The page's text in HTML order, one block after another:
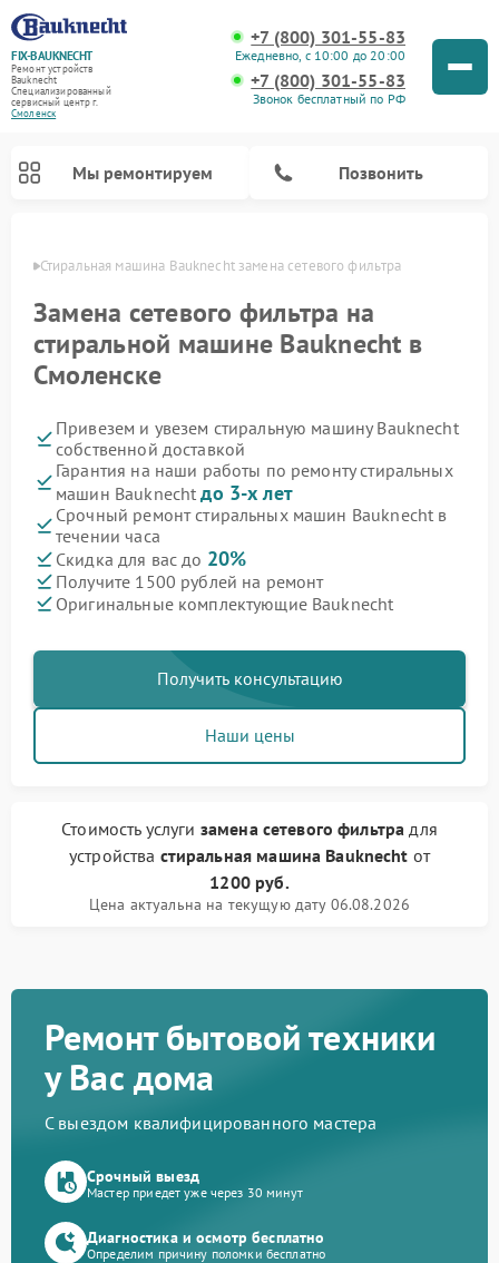
FIX-BAUKNECHT
Ремонт устройств
Bauknecht
Специализированный
cервисный центр г.
Смоленск
+7 (800) 301-55-83
Ежедневно, с 10:00 до 20:00
+7 (800) 301-55-83
Звонок бесплатный по РФ
Мы ремонтируем Позвонить
Стиральная машина Bauknecht замена сетевого фильтра
Замена сетевого фильтра на
стиральной машине Bauknecht в
Смоленске
Привезем и увезем стиральную машину Bauknecht
собственной доставкой
Гарантия на наши работы по ремонту стиральных
машин Bauknechtдо 3-х лет
Срочный ремонт стиральных машин Bauknecht в
течении часа
Скидка для вас до 20%
Получите 1500 рублей на ремонт
Оригинальные комплектующие Bauknecht
Получить консультацию
Наши цены
Стоимость услуги замена сетевого фильтра для
устройства стиральная машина Bauknecht от
1200 руб.
Цена актуальна на текущую дату 06.08.2026
Ремонт бытовой техники
у Вас дома
С выездом квалифицированного мастера
Срочный выезд
Мастер приедет уже через 30 минут
Диагностика и осмотр бесплатно
Определим причину поломки бесплатно